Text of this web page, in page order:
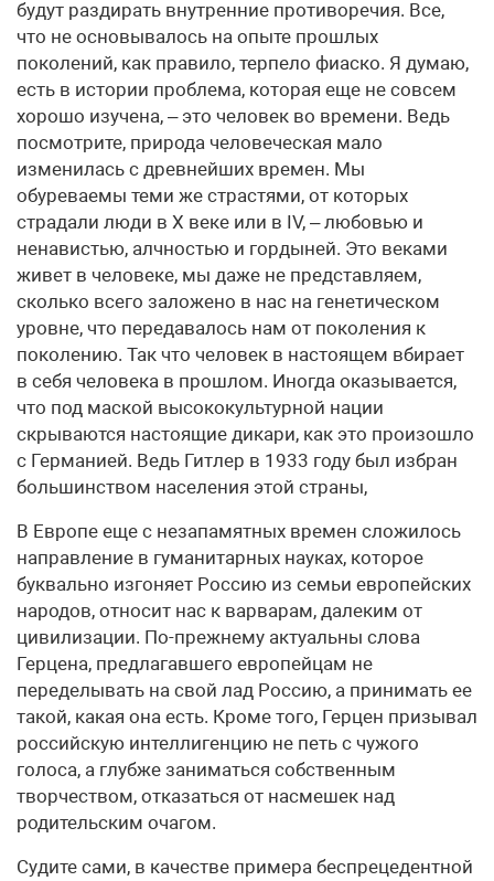
будут раздирать внутренние противоречия. Все,
что не основывалось на опыте прошлых
поколений, как правило, терпело фиаско. Я думаю,
есть в истории проблема, которая еще не совсем
хорошо изучена, – это человек во времени. Ведь
посмотрите, природа человеческая мало
изменилась с древнейших времен. Мы
обуреваемы теми же страстями, от которых
страдали люди в X веке или в IV, – любовью и
ненавистью, алчностью и гордыней. Это веками
живет в человеке, мы даже не представляем,
сколько всего заложено в нас на генетическом
уровне, что передавалось нам от поколения к
поколению. Так что человек в настоящем вбирает
в себя человека в прошлом. Иногда оказывается,
что под маской высококультурной нации
скрываются настоящие дикари, как это произошло
с Германией. Ведь Гитлер в 1933 году был избран
большинством населения этой страны,
В Европе еще с незапамятных времен сложилось
направление в гуманитарных науках, которое
буквально изгоняет Россию из семьи европейских
народов, относит нас к варварам, далеким от
цивилизации. По-прежнему актуальны слова
Герцена, предлагавшего европейцам не
переделывать на свой лад Россию, а принимать ее
такой, какая она есть. Кроме того, Герцен призывал
российскую интеллигенцию не петь с чужого
голоса, а глубже заниматься собственным
творчеством, отказаться от насмешек над
родительским очагом.
Судите сами, в качестве примера беспрецедентной